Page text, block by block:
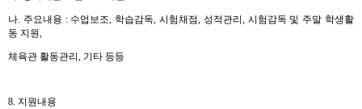
나. 주요내용 : 수업보조, 학습감독,시험채점, 성적관리 , 시험감독 및 주말 학생활
동 지원,
체육관 활동관리 , 기타 등등
8. 지원내용